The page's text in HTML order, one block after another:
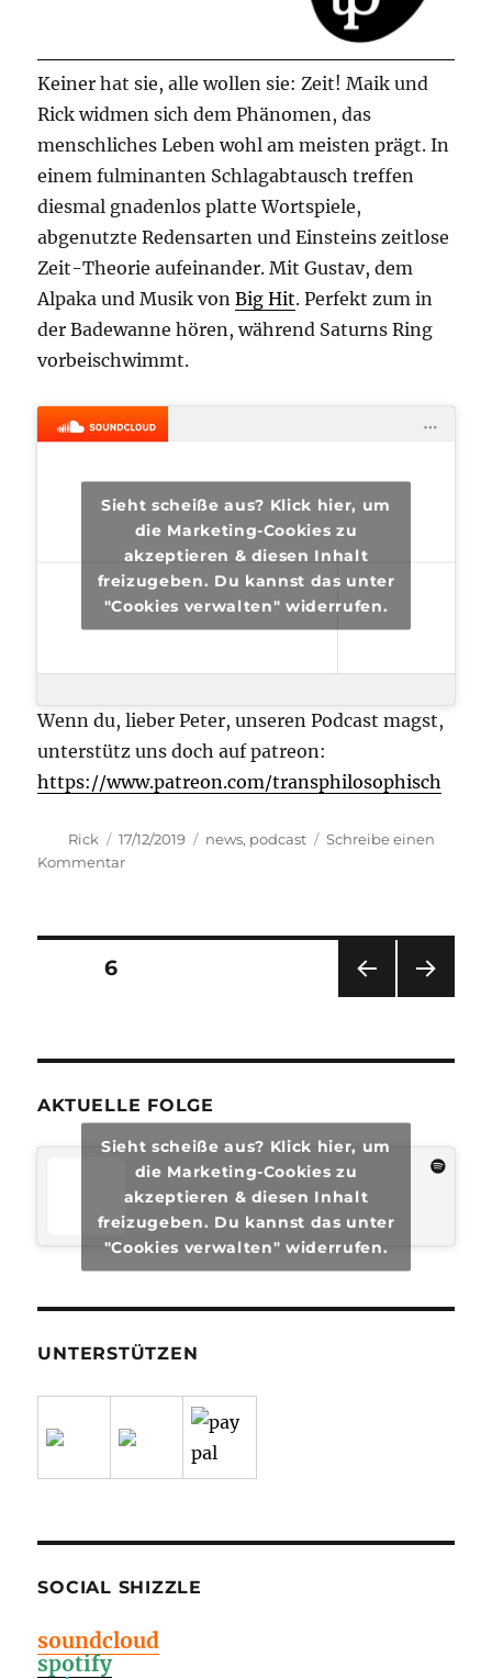
Keiner hat sie, alle wollen sie: Zeit! Maik und
Rick widmen sich dem Phänomen, das
menschliches Leben wohl am meisten prägt. In
einem fulminanten Schlagabtausch treffen
diesmal gnadenlos platte Wortspiele,
abgenutzte Redensarten und Einsteins zeitlose
Zeit-Theorie aufeinander. Mit Gustav, dem
Alpaka und Musik vonBig Hit. Perfekt zum in
der Badewanne hören, während Saturns Ring
vorbeischwimmt.
Sieht scheiße aus? Klick hier, um
die Marketing-Cookies zu
akzeptieren & diesen Inhalt
freizugeben. Du kannst das unter
"Cookies verwalten" widerrufen.
Wenn du, lieber Peter, unseren Podcast magst,
unterstütz uns doch auf patreon:
https://www.patreon.com/transphilosophisch
Autor
Rick
Veröffentlicht
am
17/12/2019 Kategorien
news, podcast
Schreibe einen
Kommentarzu
Seitennummerierung
Beiträge
SEIT
SEITE6
E
AKTUELLE FOLGE
Sieht scheiße aus? Klick hier, um
die Marketing-Cookies zu
akzeptieren & diesen Inhalt
freizugeben. Du kannst das unter
"Cookies verwalten" widerrufen.
UNTERSTÜTZEN
SOCIAL SHIZZLE
soundcloud
spotify